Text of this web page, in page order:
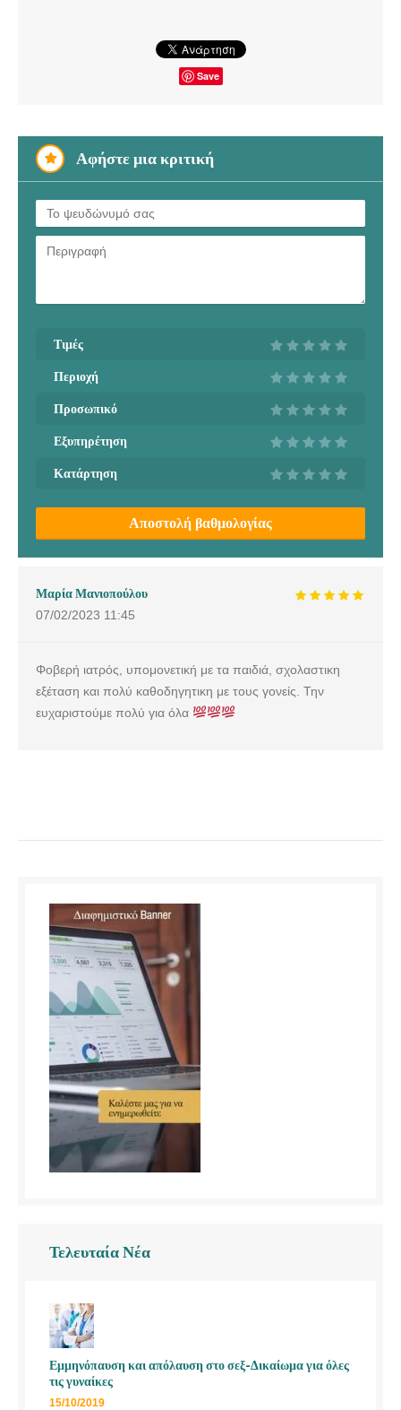
Save
Αφήστε μια κριτική
Τιμές
Περιοχή
Προσωπικό
Εξυπηρέτηση
Κατάρτηση
Αποστολή βαθμολογίας
Μαρία Μανιοπούλου
07/02/2023 11:45
Φοβερή ιατρός, υπομονετική με τα παιδιά, σχολαστικη
εξέταση και πολύ καθοδηγητικη με τους γονείς. Την
ευχαριστούμε πολύ για όλα
Τελευταία Νέα
Εμμηνόπαυση και απόλαυση στο σεξ-Δικαίωμα για όλες
τις γυναίκες
15/10/2019